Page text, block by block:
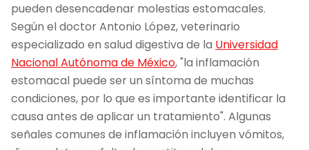
pueden desencadenar molestias estomacales.
Según el doctor Antonio López, veterinario
especializado en salud digestiva de la Universidad
Nacional Autónoma de México, "la inflamación
estomacal puede ser un síntoma de muchas
condiciones, por lo que es importante identificar la
causa antes de aplicar un tratamiento". Algunas
señales comunes de inflamación incluyen vómitos,